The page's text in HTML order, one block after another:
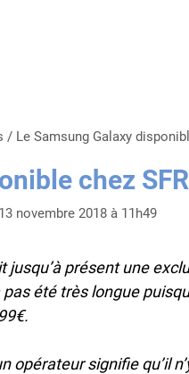
/ Le Samsung Galaxy
chez SFR
novembre 2018 à 11h49
présent une
été très longue
opérateur signifie qu’il